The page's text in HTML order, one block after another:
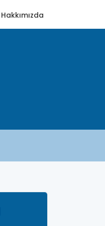
Hakkımızda